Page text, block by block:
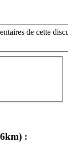
de cette
: